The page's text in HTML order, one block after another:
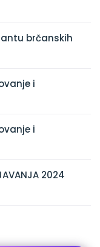
brčanskih
i
i
2024